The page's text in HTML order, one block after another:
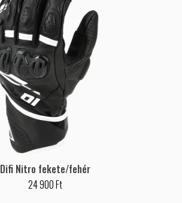
Difi Nitro fekete/fehér
24 900 Ft